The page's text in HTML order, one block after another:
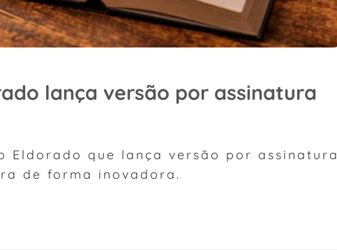
lança versão por assinatura
Eldorado que lança versão por assinatura,
de forma inovadora.